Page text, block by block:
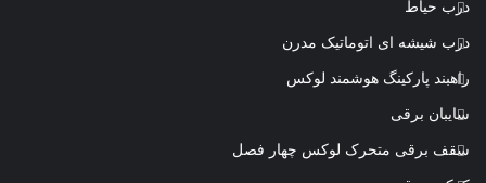
درب حیاط
درب شیشه ای اتوماتیک مدرن
راهبند پارکینگ هوشمند لوکس
سایبان برقی
سقف برقی متحرک لوکس چهار فصل